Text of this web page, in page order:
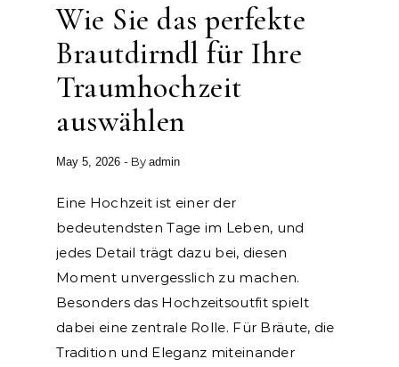
Wie Sie das perfekte
Brautdirndl für Ihre
Traumhochzeit
auswählen
May 5, 2026 - Byadmin
Eine Hochzeit ist einer der
bedeutendsten Tage im Leben, und
jedes Detail trägt dazu bei, diesen
Moment unvergesslich zu machen.
Besonders das Hochzeitsoutfit spielt
dabei eine zentrale Rolle. Für Bräute, die
Tradition und Eleganz miteinander